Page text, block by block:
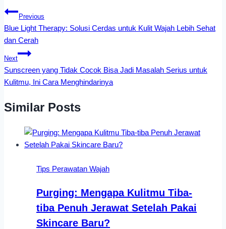
Previous
Blue Light Therapy: Solusi Cerdas untuk Kulit Wajah Lebih Sehat
dan Cerah
Next
Sunscreen yang Tidak Cocok Bisa Jadi Masalah Serius untuk
Kulitmu, Ini Cara Menghindarinya
Similar Posts
Tips Perawatan Wajah
Purging: Mengapa Kulitmu Tiba-
tiba Penuh Jerawat Setelah Pakai
Skincare Baru?